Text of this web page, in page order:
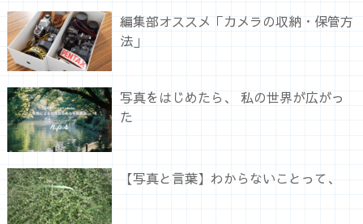
編集部オススメ「カメラの収納・保管方
法」
写真をはじめたら、 私の世界が広がっ
た
【写真と言葉】わからないことって、